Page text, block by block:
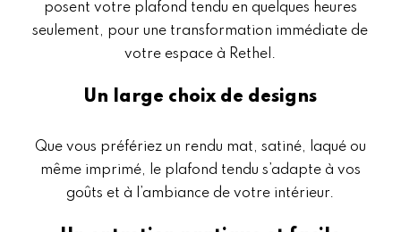
posent votre plafond tendu en quelques heures
seulement, pour une transformation immédiate de
votre espace à Rethel.
Un large choix de designs
Que vous préfériez un rendu mat, satiné, laqué ou
même imprimé, le plafond tendu s’adapte à vos
goûts et à l’ambiance de votre intérieur.